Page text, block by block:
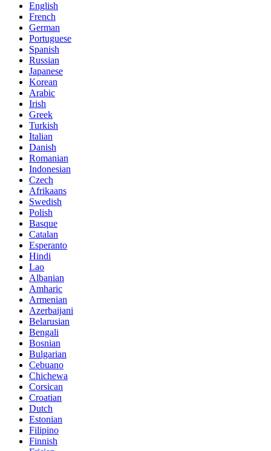
English
French
German
Portuguese
Spanish
Russian
Japanese
Korean
Arabic
Irish
Greek
Turkish
Italian
Danish
Romanian
Indonesian
Czech
Afrikaans
Swedish
Polish
Basque
Catalan
Esperanto
Hindi
Lao
Albanian
Amharic
Armenian
Azerbaijani
Belarusian
Bengali
Bosnian
Bulgarian
Cebuano
Chichewa
Corsican
Croatian
Dutch
Estonian
Filipino
Finnish